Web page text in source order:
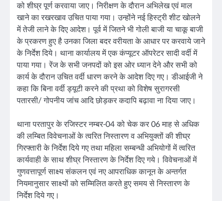
को शीघ्र पूर्ण करवाया जाए। निरीक्षण के दौरान अभिलेख एवं माल
खाने का रखरखाव उचित पाया गया। उन्होंने नई हिस्ट्री शीट खोलने
में तेजी लाने के दिए आदेश। पूर्व में जितने भी गोली बाजी या चाकू बाजी
के प्रकरण हुए है उनका जिला बदर वरीयता के आधार पर करवाये जाने
के निर्देश दिये। थाना कार्यालय में एक कंप्यूटर ऑपरेटर सादी वर्दी में
पाया गया। रेंज के सभी जनपदों को इस ओर ध्यान देने और सभी को
कार्य के दौरान उचित वर्दी धारण करने के आदेश दिए गए। डीआईजी ने
कहा कि बिना वर्दी ड्यूटी करने की प्रथा को विशेष सुरागरसी
पतारसी/ गोपनीय जांच आदि छोड़कर कदापि बढ़ावा ना दिया जाए।
थाना परतापुर के रजिस्टर नम्बर-04 को चेक कर 06 माह से अधिक
की लम्बित विवेचनाओं के त्वरित निस्तारण व अभियुक्तों की शीघ्र
गिरफ्तारी के निर्देश दिये गए तथा महिला सम्बन्धी अभियोगों में त्वरित
कार्यवाही के साथ शीघ्र निस्तारण के निर्देश दिए गये। विवेचनाओं में
गुणवत्तापूर्ण साक्ष्य संकलन एवं नए आपराधिक कानून के अन्तर्गत
नियमानुसार साक्ष्यों को सम्मिलित करते हुए समय से निस्तारण के
निर्देश दिये गए।